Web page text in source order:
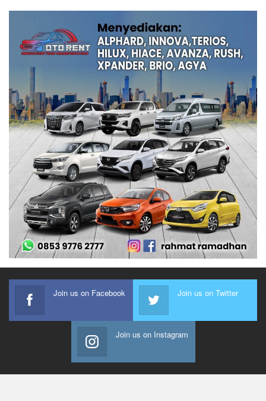
Join us on Facebook Join us on Twitter
Join us on Instagram